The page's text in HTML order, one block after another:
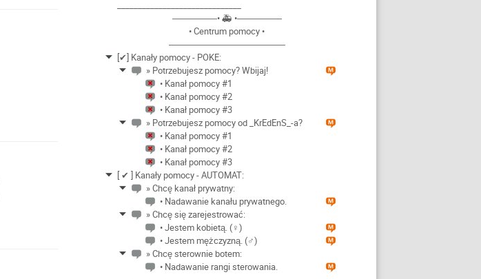
―――――• 🚑 •―――――
• Centrum pomocy •
―――――――――――――
[✔] Kanały pomocy - POKE:
» Potrzebujesz pomocy? Wbijaj!
• Kanał pomocy #1
• Kanał pomocy #2
• Kanał pomocy #3
» Potrzebujesz pomocy od _KrEdEnS_-a?
• Kanał pomocy #1
• Kanał pomocy #2
• Kanał pomocy #3
[ ✔ ] Kanały pomocy - AUTOMAT:
» Chcę kanał prywatny:
• Nadawanie kanału prywatnego.
» Chcę się zarejestrować:
• Jestem kobietą. (♀)
• Jestem mężczyzną. (♂)
» Chcę sterownie botem:
• Nadawanie rangi sterowania.